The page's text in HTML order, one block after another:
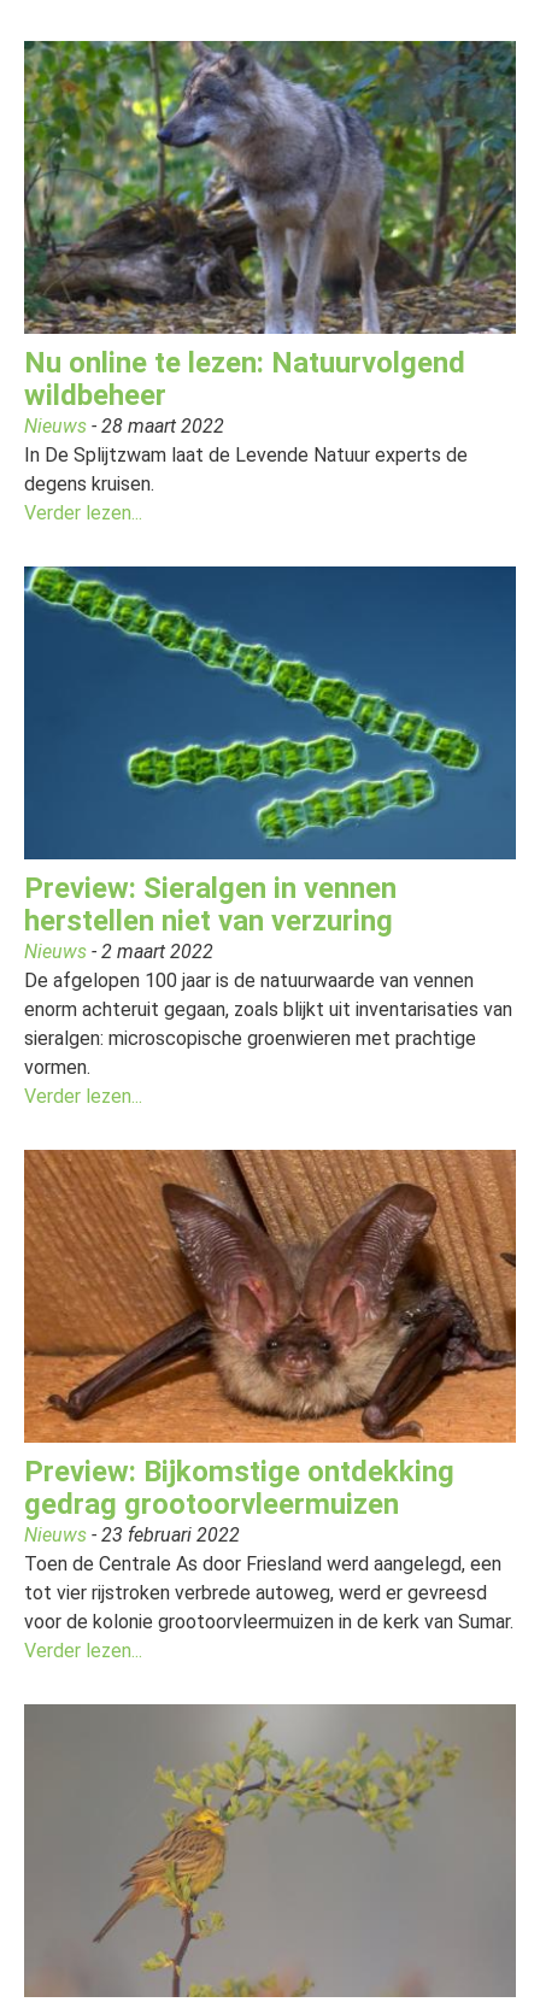
Nu online te lezen: Natuurvolgend
wildbeheer
Nieuws - 28 maart 2022
In De Splijtzwam laat de Levende Natuur experts de
degens kruisen.
Verder lezen...
Preview: Sieralgen in vennen
herstellen niet van verzuring
Nieuws - 2 maart 2022
De afgelopen 100 jaar is de natuurwaarde van vennen
enorm achteruit gegaan, zoals blijkt uit inventarisaties van
sieralgen: microscopische groenwieren met prachtige
vormen.
Verder lezen...
Preview: Bijkomstige ontdekking
gedrag grootoorvleermuizen
Nieuws - 23 februari 2022
Toen de Centrale As door Friesland werd aangelegd, een
tot vier rijstroken verbrede autoweg, werd er gevreesd
voor de kolonie grootoorvleermuizen in de kerk van Sumar.
Verder lezen...